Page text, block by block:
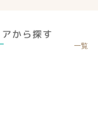
一覧